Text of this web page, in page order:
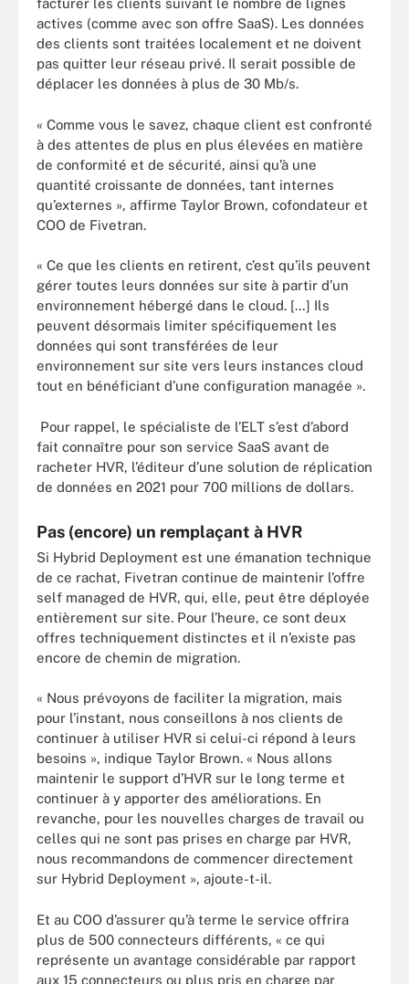
facturer les clients suivant le nombre de lignes
actives (comme avec son offre SaaS). Les données
des clients sont traitées localement et ne doivent
pas quitter leur réseau privé. Il serait possible de
déplacer les données à plus de 30 Mb/s.
« Comme vous le savez, chaque client est confronté
à des attentes de plus en plus élevées en matière
de conformité et de sécurité, ainsi qu’à une
quantité croissante de données, tant internes
qu’externes », affirme Taylor Brown, cofondateur et
COO de Fivetran.
« Ce que les clients en retirent, c’est qu’ils peuvent
gérer toutes leurs données sur site à partir d’un
environnement hébergé dans le cloud. […] Ils
peuvent désormais limiter spécifiquement les
données qui sont transférées de leur
environnement sur site vers leurs instances cloud
tout en bénéficiant d’une configuration managée ».
Pour rappel, le spécialiste de l’ELT s’est d’abord
fait connaître pour son service SaaS avant de
racheter HVR, l’éditeur d’une solution de réplication
de données en 2021 pour 700 millions de dollars.
Pas (encore) un remplaçant à HVR
Si Hybrid Deployment est une émanation technique
de ce rachat, Fivetran continue de maintenir l’offre
self managed de HVR, qui, elle, peut être déployée
entièrement sur site. Pour l’heure, ce sont deux
offres techniquement distinctes et il n’existe pas
encore de chemin de migration.
« Nous prévoyons de faciliter la migration, mais
pour l’instant, nous conseillons à nos clients de
continuer à utiliser HVR si celui-ci répond à leurs
besoins », indique Taylor Brown. « Nous allons
maintenir le support d’HVR sur le long terme et
continuer à y apporter des améliorations. En
revanche, pour les nouvelles charges de travail ou
celles qui ne sont pas prises en charge par HVR,
nous recommandons de commencer directement
sur Hybrid Deployment », ajoute-t-il.
Et au COO d’assurer qu’à terme le service offrira
plus de 500 connecteurs différents, « ce qui
représente un avantage considérable par rapport
aux 15 connecteurs ou plus pris en charge par